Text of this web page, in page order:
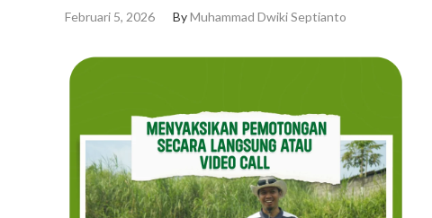
Februari 5, 2026 ByMuhammad Dwiki Septianto